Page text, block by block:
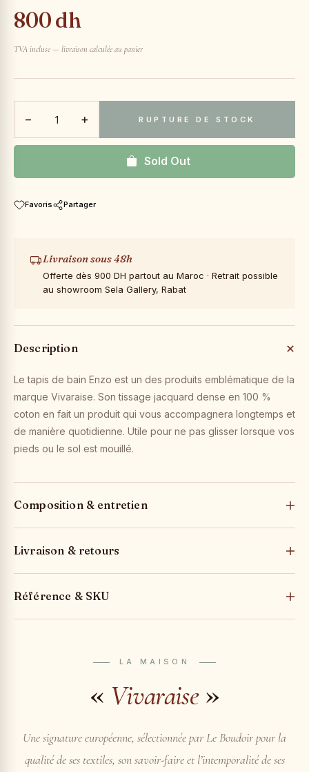
800 dh
TVA incluse — livraison calculée au panier
− + RUPTURE DE STOCK
Sold Out
Favoris Partager
Livraison sous 48h
Offerte dès 900 DH partout au Maroc · Retrait possible
au showroom Sela Gallery, Rabat
Description
Le tapis de bain Enzo est un des produits emblématique de la
marque Vivaraise. Son tissage jacquard dense en 100 %
coton en fait un produit qui vous accompagnera longtemps et
de manière quotidienne. Utile pour ne pas glisser lorsque vos
pieds ou le sol est mouillé.
Composition & entretien
Livraison & retours
Référence & SKU
LA MAISON
« Vivaraise»
Une signature européenne, sélectionnée par Le Boudoir pour la
qualité de ses textiles, son savoir-faire et l’intemporalité de ses